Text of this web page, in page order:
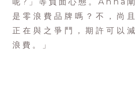
是零浪費品牌嗎？不，尚
正在與之爭鬥，期許可以
浪費。」